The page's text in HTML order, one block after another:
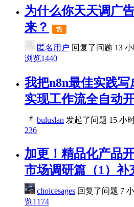
为什么你天天调广
来？
热
匿名用户 回复了问题 13
浏览1440
我把n8n最佳实践
实现工作流全自动
buluslan 发起了问题 15 小
236
加更！精品化产品
市场调研篇（1）补
choicesages 回复了问题 7
览1174